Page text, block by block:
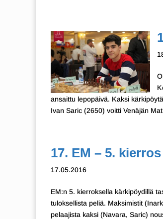
ansaittu lepopäivä. Kaksi
Ivan Saric (2650) voitti Venäjän
17. EM – 5. kierros
17.05.2016
EM:n 5. kierroksella kärkipöydillä
tuloksellista peliä. Maksimistit
pelaajista kaksi (Navara, Saric)